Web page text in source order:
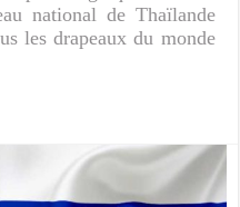
national de Thaïlande
les drapeaux du monde